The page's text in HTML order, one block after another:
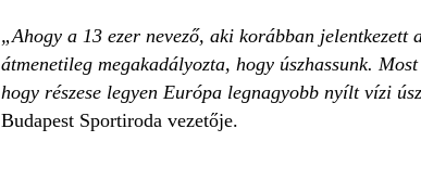
„Ahogy a 13 ezer nevező, aki korábban
átmenetileg megakadályozta, hogy úszhassunk.
hogy részese legyen Európa legnagyobb nyílt vízi
Budapest Sportiroda vezetője.